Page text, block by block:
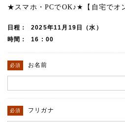
★スマホ・PCでOK♪★【自宅でオ
日程
2025年11月19日（水）
時間
16 : 00
お名前
フリガナ